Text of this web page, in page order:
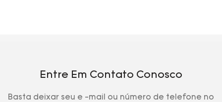
Entre Em Contato Conosco
Basta deixar seu e -mail ou número de telefone no